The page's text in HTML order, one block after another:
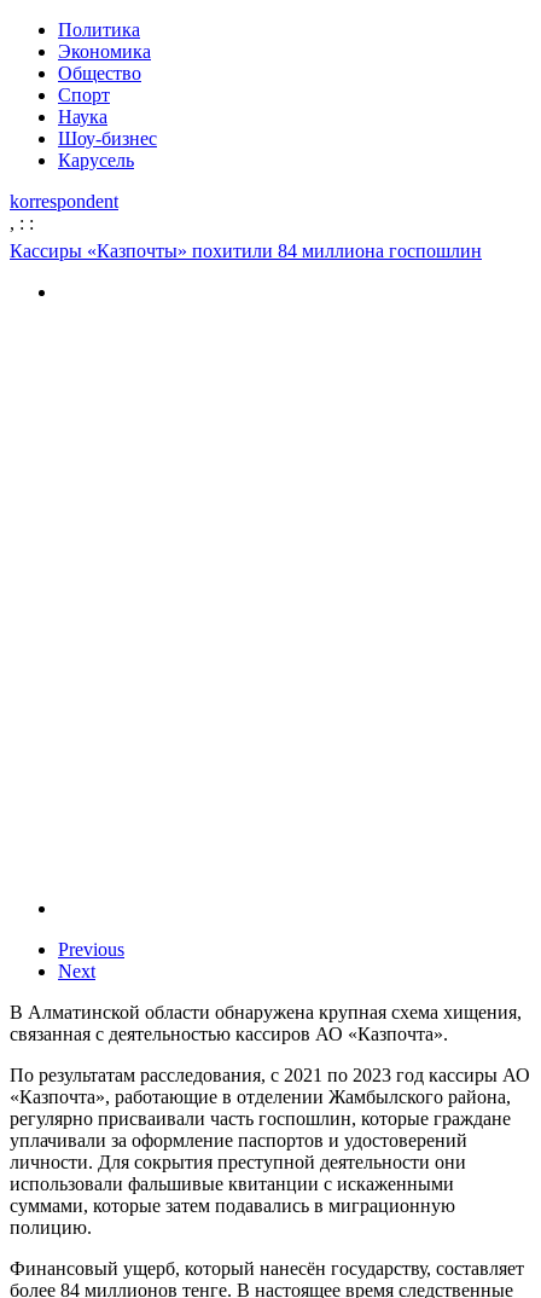
Политика
Экономика
Общество
Спорт
Наука
Шоу-бизнес
Карусель
korrespondent
, : :
Кассиры «Казпочты» похитили 84 миллиона госпошлин
Previous
Next
В Алматинской области обнаружена крупная схема хищения,
связанная с деятельностью кассиров АО «Казпочта».
По результатам расследования, с 2021 по 2023 год кассиры АО
«Казпочта», работающие в отделении Жамбылского района,
регулярно присваивали часть госпошлин, которые граждане
уплачивали за оформление паспортов и удостоверений
личности. Для сокрытия преступной деятельности они
использовали фальшивые квитанции с искаженными
суммами, которые затем подавались в миграционную
полицию.
Финансовый ущерб, который нанесён государству, составляет
более 84 миллионов тенге. В настоящее время следственные